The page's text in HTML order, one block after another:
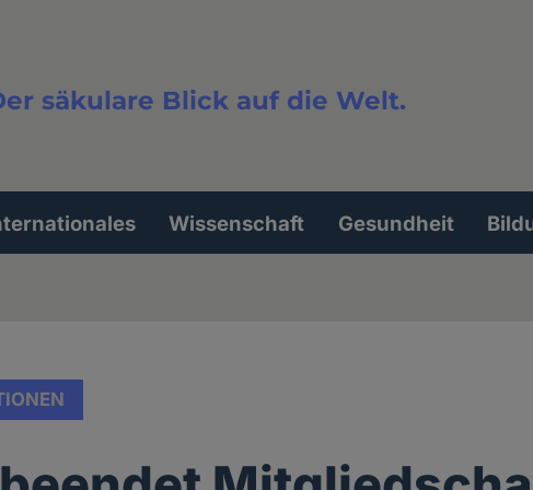
säkulare Blick auf die Welt.
Wissenschaft Gesundheit